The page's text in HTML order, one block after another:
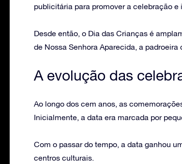
publicitária para promover a celebração
Desde então, o Dia das Crianças é
de Nossa Senhora Aparecida, a padroeira
A evolução das
Ao longo dos cem anos, as
Inicialmente, a data era marcada por
Com o passar do tempo, a data ganhou
centros culturais.